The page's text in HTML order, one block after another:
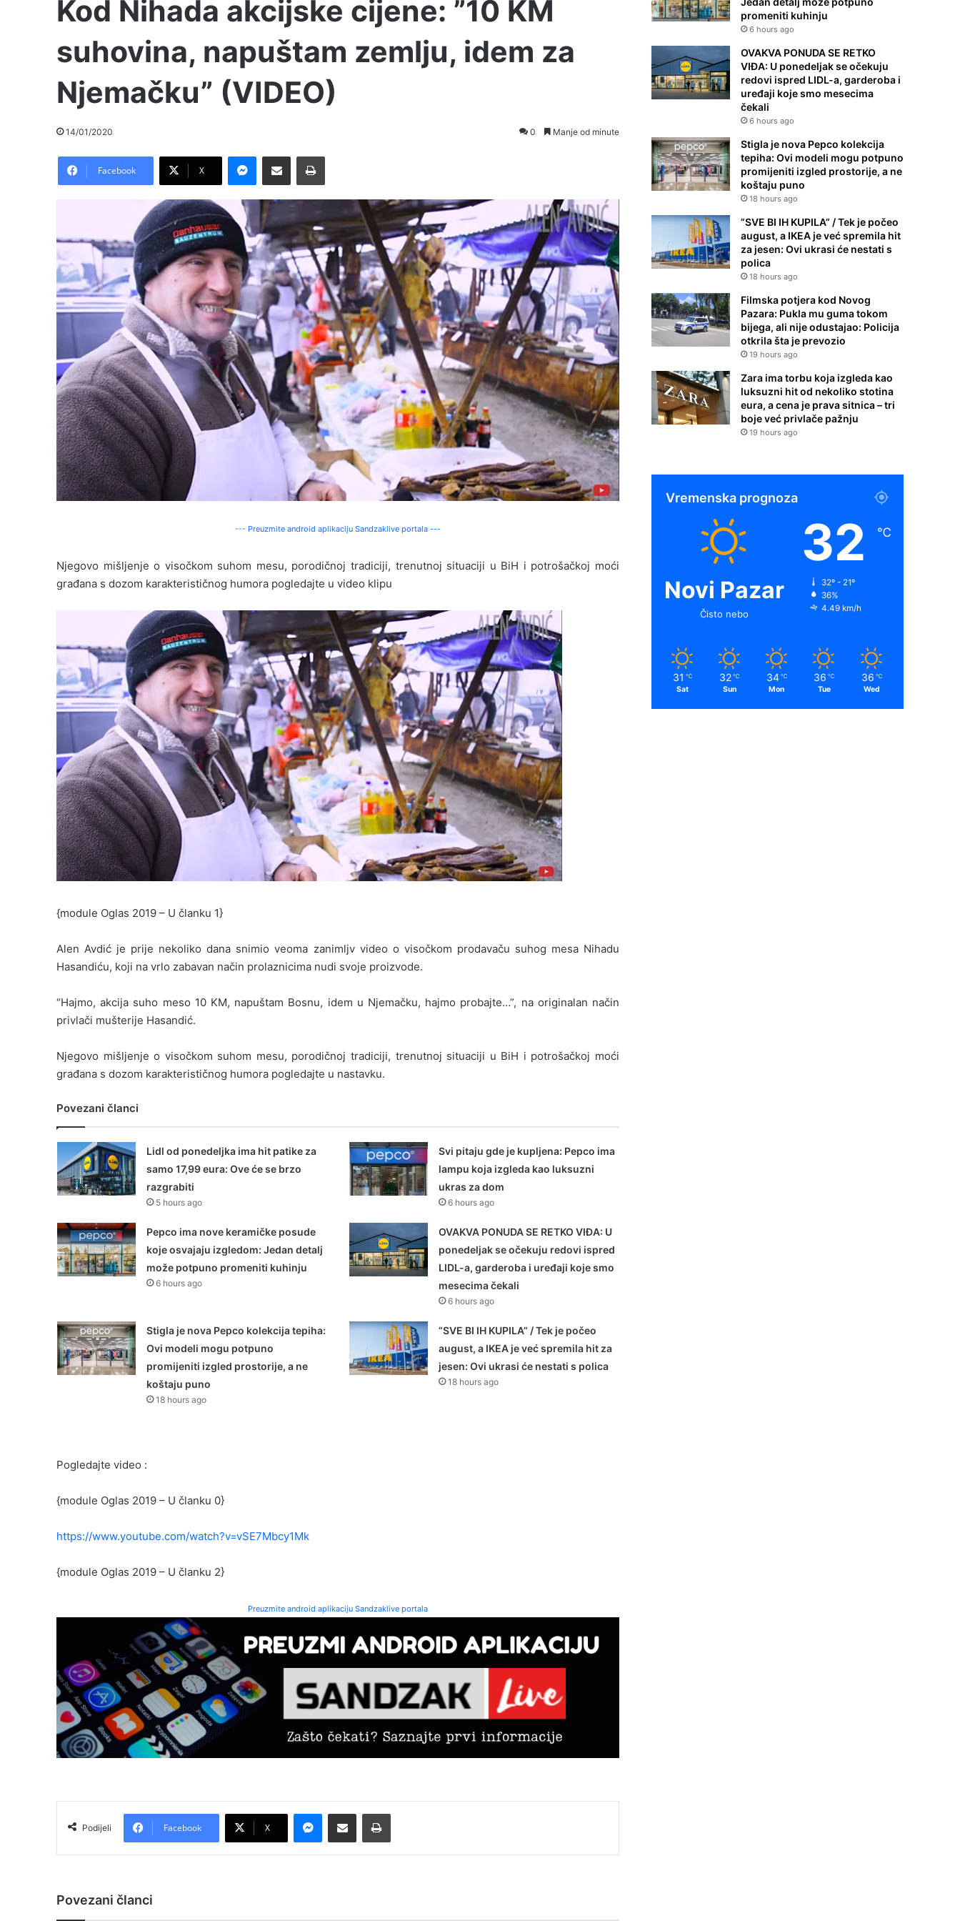
Kod Nihada akcijske cijene: ”10 KM
suhovina, napuštam zemlju, idem za
Njemačku” (VIDEO)
14/01/2020 0 Manje od minute
Facebook X
Messenger
Pošalji preko E-Maila Printaj
--- Preuzmite android aplikaciju Sandzaklive portala ---
Njegovo mišljenje o visočkom suhom mesu, porodičnoj tradiciji, trenutnoj situaciji u BiH i potrošačkoj moći
građana s dozom karakterističnog humora pogledajte u video klipu
{module Oglas 2019 – U članku 1}
Alen Avdić je prije nekoliko dana snimio veoma zanimljv video o visočkom prodavaču suhog mesa Nihadu
Hasandiću, koji na vrlo zabavan način prolaznicima nudi svoje proizvode.
“Hajmo, akcija suho meso 10 KM, napuštam Bosnu, idem u Njemačku, hajmo probajte…”, na originalan način
privlači mušterije Hasandić.
Njegovo mišljenje o visočkom suhom mesu, porodičnoj tradiciji, trenutnoj situaciji u BiH i potrošačkoj moći
građana s dozom karakterističnog humora pogledajte u nastavku.
Povezani članci
Lidl od ponedeljka ima hit patike za
samo 17,99 eura: Ove će se brzo
razgrabiti
5 hours ago
Svi pitaju gde je kupljena: Pepco ima
lampu koja izgleda kao luksuzni
ukras za dom
6 hours ago
Pepco ima nove keramičke posude
koje osvajaju izgledom: Jedan detalj
može potpuno promeniti kuhinju
6 hours ago
OVAKVA PONUDA SE RETKO VIĐA: U
ponedeljak se očekuju redovi ispred
LIDL-a, garderoba i uređaji koje smo
mesecima čekali
6 hours ago
Stigla je nova Pepco kolekcija tepiha:
Ovi modeli mogu potpuno
promijeniti izgled prostorije, a ne
koštaju puno
18 hours ago
”SVE BI IH KUPILA” / Tek je počeo
august, a IKEA je već spremila hit za
jesen: Ovi ukrasi će nestati s polica
18 hours ago
Pogledajte video :
{module Oglas 2019 – U članku 0}
https://www.youtube.com/watch?v=vSE7Mbcy1Mk
{module Oglas 2019 – U članku 2}
Preuzmite android aplikaciju Sandzaklive portala
Podijeli Facebook X
Messenger
Pošalji preko E-Maila Printaj
Povezani članci
promeniti kuhinju
6 hours ago
OVAKVA PONUDA SE RETKO
VIĐA: U ponedeljak se očekuju
redovi ispred LIDL-a, garderoba i
uređaji koje smo mesecima
čekali
6 hours ago
Stigla je nova Pepco kolekcija
tepiha: Ovi modeli mogu potpuno
promijeniti izgled prostorije, a ne
koštaju puno
18 hours ago
”SVE BI IH KUPILA” / Tek je počeo
august, a IKEA je već spremila hit
za jesen: Ovi ukrasi će nestati s
polica
18 hours ago
Filmska potjera kod Novog
Pazara: Pukla mu guma tokom
bijega, ali nije odustajao: Policija
otkrila šta je prevozio
19 hours ago
Zara ima torbu koja izgleda kao
luksuzni hit od nekoliko stotina
eura, a cena je prava sitnica – tri
boje već privlače pažnju
19 hours ago
Vremenska prognoza
Novi Pazar
Čisto nebo
32 ℃
32º - 21º
36%
4.49 km/h
31 ℃
Sat
32 ℃
Sun
34 ℃
Mon
36 ℃
Tue
36 ℃
Wed